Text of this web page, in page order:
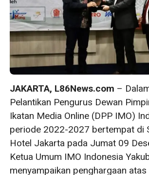
JAKARTA, L86News.com –
Pelantikan Pengurus Dewan
Ikatan Media Online (DPP IMO)
periode 2022-2027 bertempat di
Hotel Jakarta pada Jumat 09
Ketua Umum IMO Indonesia
menyampaikan penghargaan atas